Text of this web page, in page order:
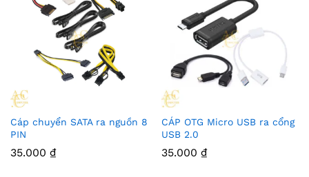
Cáp chuyển SATA ra nguồn 8
PIN
35.000 ₫
CÁP OTG Micro USB ra cổng
USB 2.0
35.000 ₫